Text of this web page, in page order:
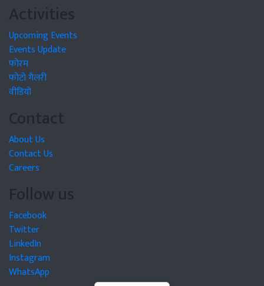
Activities
Upcoming Events
Events Update
फोरम
फोटो गैलरी
वीडियो
Contact
About Us
Contact Us
Careers
Follow us
Facebook
Twitter
LinkedIn
Instagram
WhatsApp